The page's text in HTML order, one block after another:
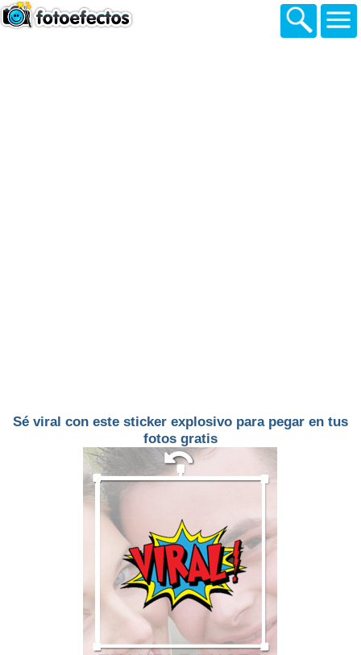
Sé viral con este sticker explosivo para pegar en tus
fotos gratis